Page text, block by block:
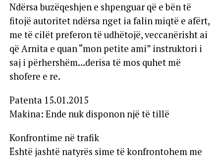
Ndërsa buzëqeshjen e shpenguar që e bën të
fitojë autoritet ndërsa nget ia falin miqtë e afërt,
me të cilët preferon të udhëtojë, veccanërisht ai
që Arnita e quan “mon petite ami” instruktori i
saj i përhershëm…derisa të mos quhet më
shofere e re.
Patenta 15.01.2015
Makina: Ende nuk disponon një të tillë
Konfrontime në trafik
Është jashtë natyrës sime të konfrontohem me